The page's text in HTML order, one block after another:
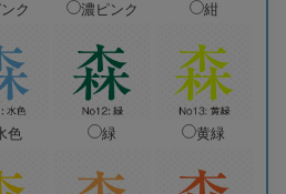
ク 濃ピンク 紺
色 緑 黄緑